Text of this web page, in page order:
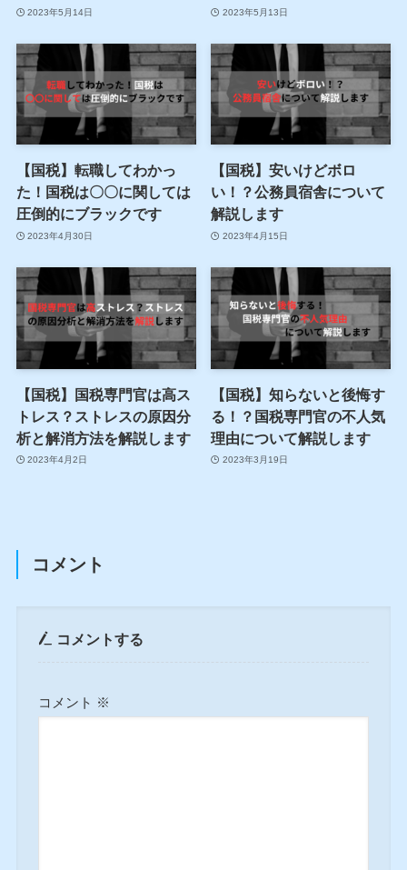
2023年5月14日 2023年5月13日
【国税】転職してわかっ
た！国税は〇〇に関しては
圧倒的にブラックです
2023年4月30日
【国税】安いけどボロ
い！？公務員宿舎について
解説します
2023年4月15日
【国税】国税専門官は高ス
トレス？ストレスの原因分
析と解消方法を解説します
2023年4月2日
【国税】知らないと後悔す
る！？国税専門官の不人気
理由について解説します
2023年3月19日
コメント
コメントする
コメント ※